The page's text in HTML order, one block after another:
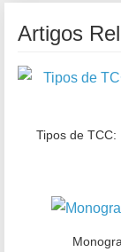
Artigos
Tipos de TCC: